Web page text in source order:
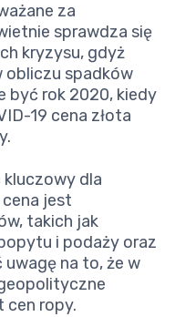
za
sprawdza się
kryzysu, gdyż
obliczu spadków
być rok 2020, kiedy
19 cena złota
dla
jest
takich jak
i podaży oraz
uwagę na to, że w
cen ropy.